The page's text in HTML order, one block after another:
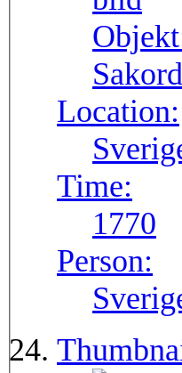
Location:
Time:
1770
Person: